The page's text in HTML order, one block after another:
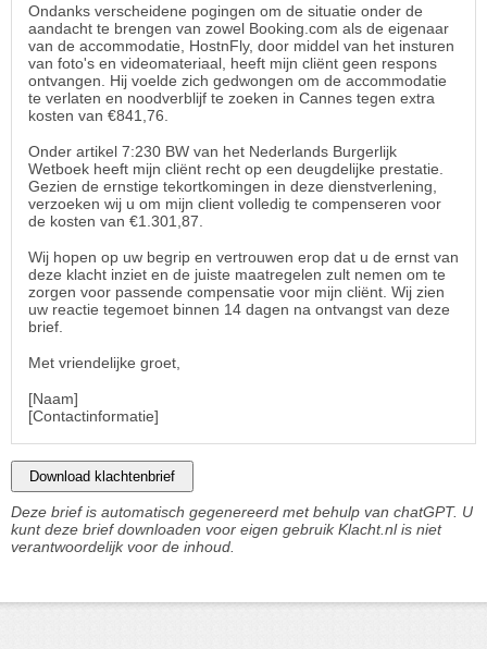
Ondanks verscheidene pogingen om de situatie onder de
aandacht te brengen van zowel Booking.com als de eigenaar
van de accommodatie, HostnFly, door middel van het insturen
van foto's en videomateriaal, heeft mijn cliënt geen respons
ontvangen. Hij voelde zich gedwongen om de accommodatie
te verlaten en noodverblijf te zoeken in Cannes tegen extra
kosten van €841,76.
Onder artikel 7:230 BW van het Nederlands Burgerlijk
Wetboek heeft mijn cliënt recht op een deugdelijke prestatie.
Gezien de ernstige tekortkomingen in deze dienstverlening,
verzoeken wij u om mijn client volledig te compenseren voor
de kosten van €1.301,87.
Wij hopen op uw begrip en vertrouwen erop dat u de ernst van
deze klacht inziet en de juiste maatregelen zult nemen om te
zorgen voor passende compensatie voor mijn cliënt. Wij zien
uw reactie tegemoet binnen 14 dagen na ontvangst van deze
brief.
Met vriendelijke groet,
[Naam]
[Contactinformatie]
Download klachtenbrief
Deze brief is automatisch gegenereerd met behulp van chatGPT. U
kunt deze brief downloaden voor eigen gebruik Klacht.nl is niet
verantwoordelijk voor de inhoud.